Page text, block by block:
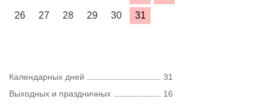
26
27 28 29 30 31
Календарных дней
31
Выходных и праздничных
16